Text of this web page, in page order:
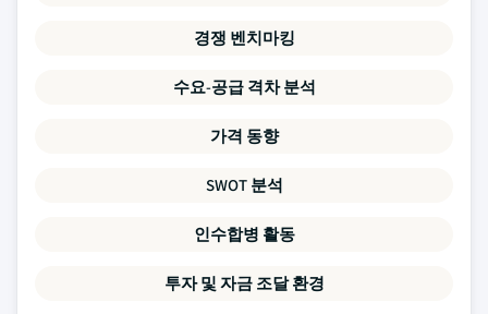
경쟁 벤치마킹
수요-공급 격차 분석
가격 동향
SWOT 분석
인수합병 활동
투자 및 자금 조달 환경